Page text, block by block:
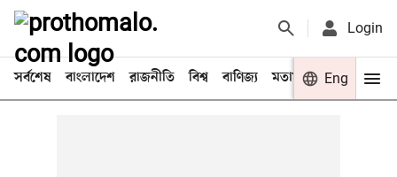
Login
সর্বশেষ বাংলাদেশ রাজনীতি বিশ্ব বাণিজ্য মতামত খেলা
Eng